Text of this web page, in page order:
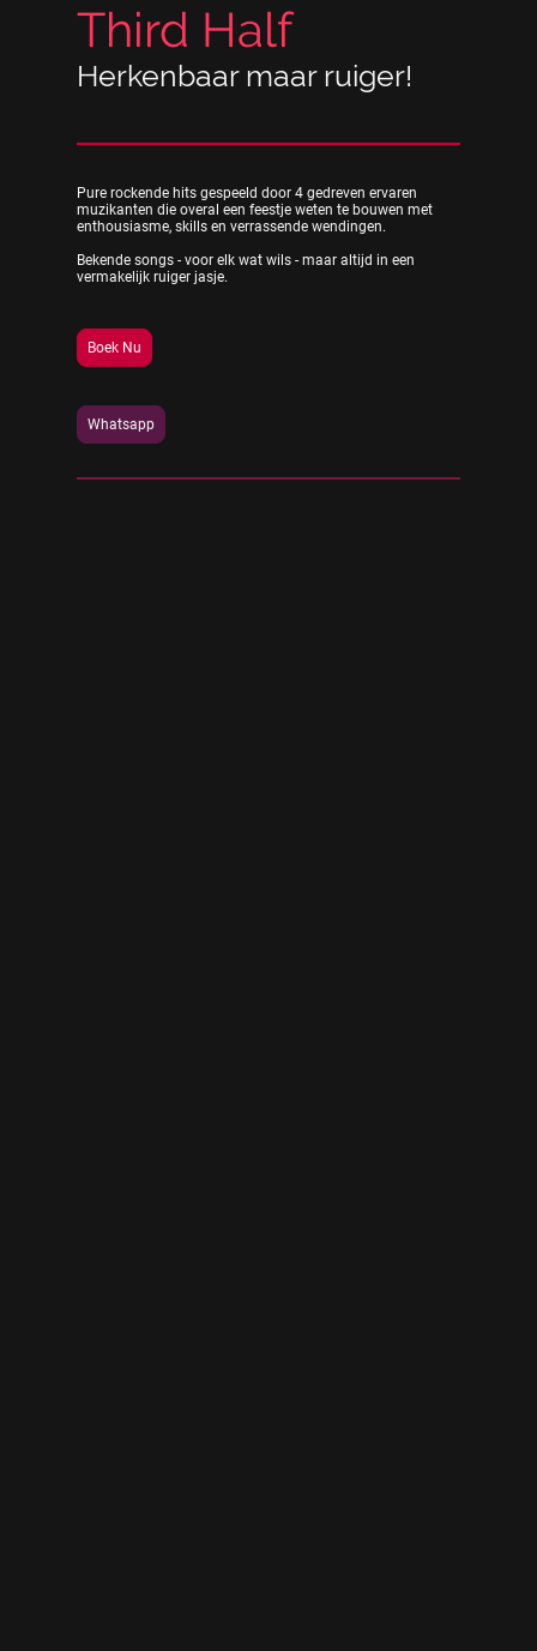
Third Half
Herkenbaar maar ruiger!
Pure rockende hits gespeeld door 4 gedreven ervaren
muzikanten die overal een feestje weten te bouwen met
enthousiasme, skills en verrassende wendingen.
Bekende songs - voor elk wat wils - maar altijd in een
vermakelijk ruiger jasje.
Boek Nu
Whatsapp